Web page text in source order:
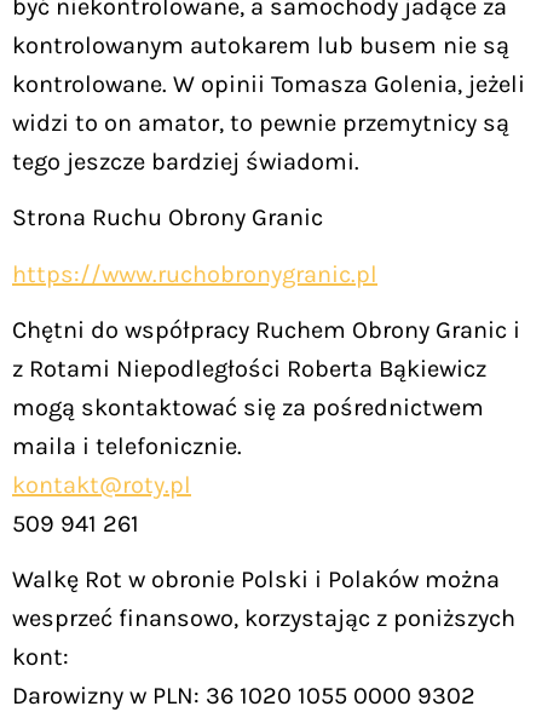
być niekontrolowane, a samochody jadące za
kontrolowanym autokarem lub busem nie są
kontrolowane. W opinii Tomasza Golenia, jeżeli
widzi to on amator, to pewnie przemytnicy są
tego jeszcze bardziej świadomi.
Strona Ruchu Obrony Granic
https://www.ruchobronygranic.pl
Chętni do współpracy Ruchem Obrony Granic i
z Rotami Niepodległości Roberta Bąkiewicz
mogą skontaktować się za pośrednictwem
maila i telefonicznie.
kontakt@roty.pl
509 941 261
Walkę Rot w obronie Polski i Polaków można
wesprzeć finansowo, korzystając z poniższych
kont:
Darowizny w PLN: 36 1020 1055 0000 9302